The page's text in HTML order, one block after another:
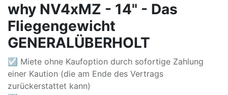
why NV4xMZ - 14" - Das
Fliegengewicht
GENERALÜBERHOLT
☑ Miete ohne Kaufoption durch sofortige Zahlung
einer Kaution (die am Ende des Vertrags
zurückerstattet kann)